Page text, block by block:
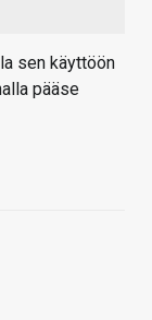
sen käyttöön
pääse